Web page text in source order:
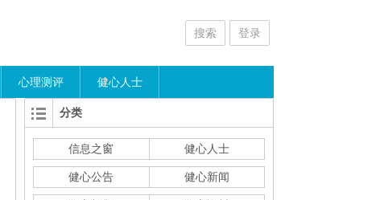
搜索 登录
心理测评 健心人士
分类
信息之窗 健心人士
健心公告 健心新闻